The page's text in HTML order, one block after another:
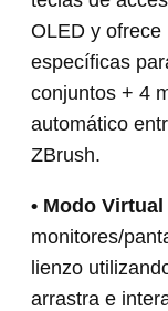
OLED y
específicas
conjuntos + 4
automático
ZBrush.
• Modo
monitores/
lienzo
arrastra e